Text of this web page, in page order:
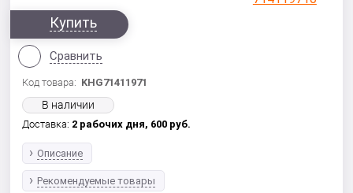
Купить
Сравнить
Код товара: KHG71411971
В наличии
Доставка: 2 рабочих дня, 600 руб.
Описание
Рекомендуемые товары